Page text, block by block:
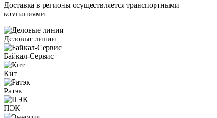
Доставка в регионы осуществляется транспортными
компаниями:
Деловые линии
Байкал-Сервис
Кит
Ратэк
ПЭК